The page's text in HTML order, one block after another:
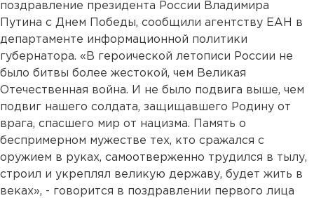
поздравление президента России Владимира
Путина с Днем Победы, сообщили агентству ЕАН в
департаменте информационной политики
губернатора. «В героической летописи России не
было битвы более жестокой, чем Великая
Отечественная война. И не было подвига выше, чем
подвиг нашего солдата, защищавшего Родину от
врага, спасшего мир от нацизма. Память о
беспримерном мужестве тех, кто сражался с
оружием в руках, самоотверженно трудился в тылу,
строил и укреплял великую державу, будет жить в
веках», - говорится в поздравлении первого лица